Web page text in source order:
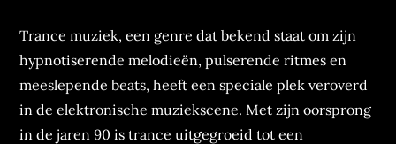
Trance muziek, een genre dat bekend staat om zijn
hypnotiserende melodieën, pulserende ritmes en
meeslepende beats, heeft een speciale plek veroverd
in de elektronische muziekscene. Met zijn oorsprong
in de jaren 90 is trance uitgegroeid tot een